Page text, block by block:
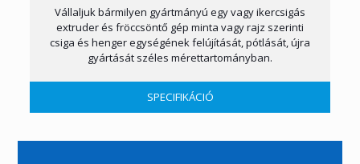
Vállaljuk bármilyen gyártmányú egy vagy ikercsigás
extruder és fröccsöntő gép minta vagy rajz szerinti
csiga és henger egységének felújítását, pótlását, újra
gyártását széles mérettartományban.
SPECIFIKÁCIÓ